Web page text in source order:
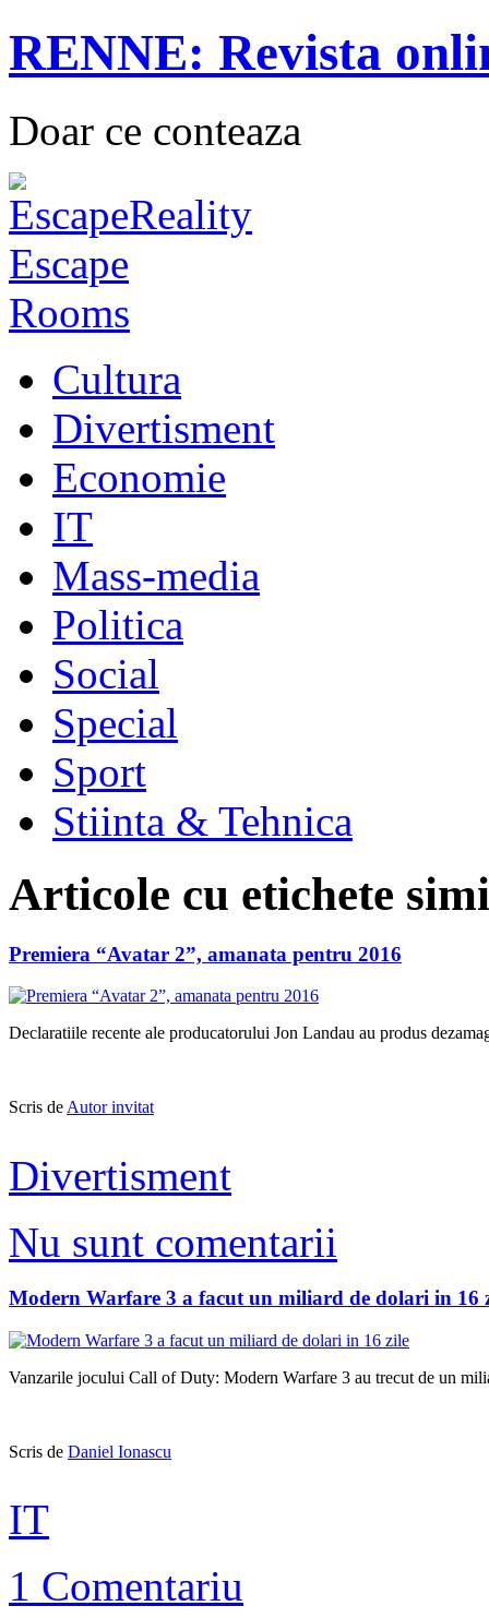
RENNE: Revista
Doar ce conteaza
Cultura
Divertisment
Economie
IT
Mass-media
Politica
Social
Special
Sport
Stiinta & Tehnica
Articole cu etichete
Premiera “Avatar 2”, amanata pentru 2016
Declaratiile recente ale producatorului Jon Landau au produs
Scris deAutor invitat
Divertisment
Nu sunt comentarii
Modern Warfare 3 a facut un miliard de dolari in 16
Vanzarile jocului Call of Duty: Modern Warfare 3 au trecut de un
Scris de Daniel Ionascu
IT
1 Comentariu